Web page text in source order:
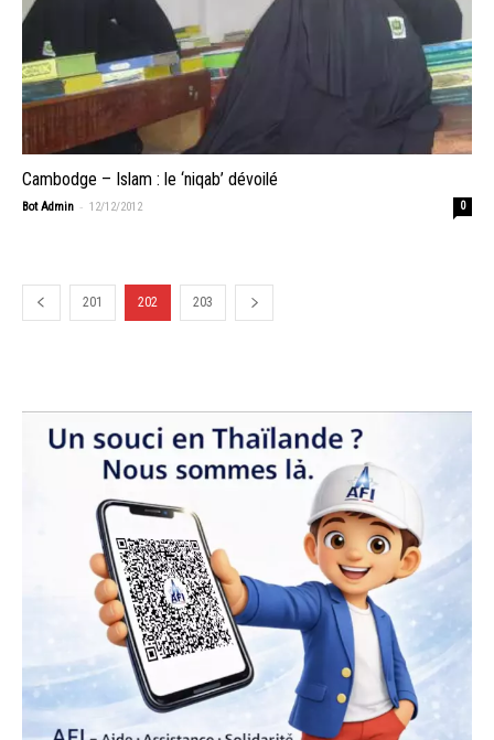
Cambodge – Islam : le ‘niqab’ dévoilé
Bot Admin - 12/12/2012 0
201 202 203